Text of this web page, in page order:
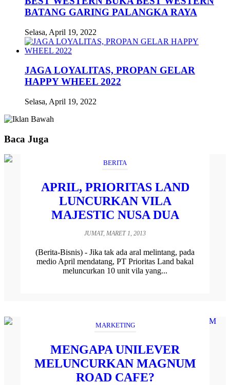
BATANG GARING PALANGKA RAYA
Selasa, April 19, 2022
JAGA LOYALITAS, PROPAN GELAR
HAPPY WHEEL 2022
Selasa, April 19, 2022
Baca Juga
BERITA
APRIL, PRIORITAS LAND
LUNCURKAN VILA
MAJESTIC NUSA DUA
JUMAT, MARET 1, 2013
(Berita-Bisnis) - Jika tak ada aral melintang, pada
medio April mendatang, PT Prioritas Land bakal
meluncurkan 10 unit vila yang...
MARKETING
MENGAPA UNILEVER
MELUNCURKAN MAGNUM
ROAD CAFE?